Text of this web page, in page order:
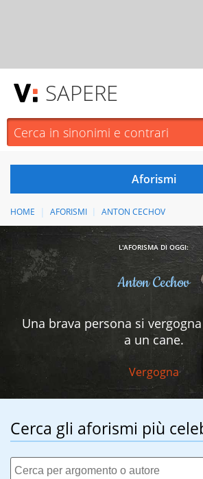
SAPERE
HOME AFORISMI ANTON CECHOV
L'AFORISMA DI OGGI:
Anton Cechov
Una brava persona si
a un cane.
Vergogna
Cerca gli aforismi più